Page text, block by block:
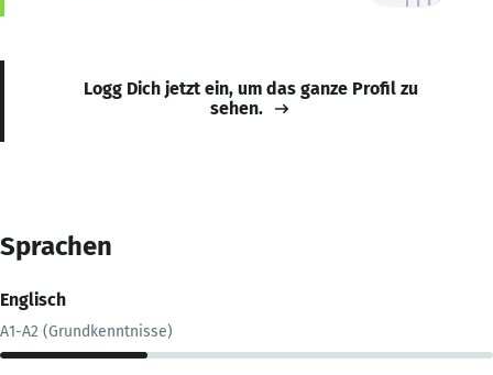
Logg Dich jetzt ein, um das ganze Profil zu
sehen.
Sprachen
Englisch
A1-A2 (Grundkenntnisse)